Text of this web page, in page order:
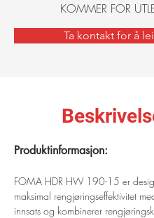
KOMMER FOR
Ta kontakt for å
Produktinformasjon:
FOMA HDR HW 190-15 er
maksimal rengjøringseffektivitet
innsats og kombinerer